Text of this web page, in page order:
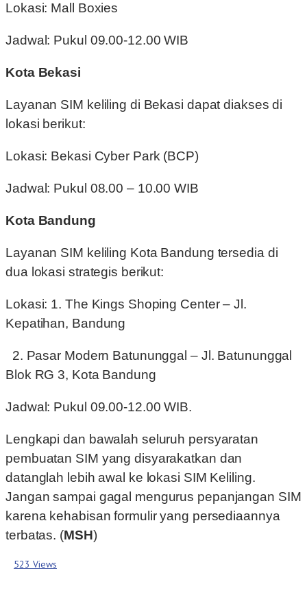
Lokasi: Mall Boxies
Jadwal: Pukul 09.00-12.00 WIB
Kota Bekasi
Layanan SIM keliling di Bekasi dapat diakses di
lokasi berikut:
Lokasi: Bekasi Cyber Park (BCP)
Jadwal: Pukul 08.00 – 10.00 WIB
Kota Bandung
Layanan SIM keliling Kota Bandung tersedia di
dua lokasi strategis berikut:
Lokasi: 1. The Kings Shoping Center – Jl.
Kepatihan, Bandung
2. Pasar Modern Batununggal – Jl. Batununggal
Blok RG 3, Kota Bandung
Jadwal: Pukul 09.00-12.00 WIB.
Lengkapi dan bawalah seluruh persyaratan
pembuatan SIM yang disyarakatkan dan
datanglah lebih awal ke lokasi SIM Keliling.
Jangan sampai gagal mengurus pepanjangan SIM
karena kehabisan formulir yang persediaannya
terbatas. (MSH)
523 Views